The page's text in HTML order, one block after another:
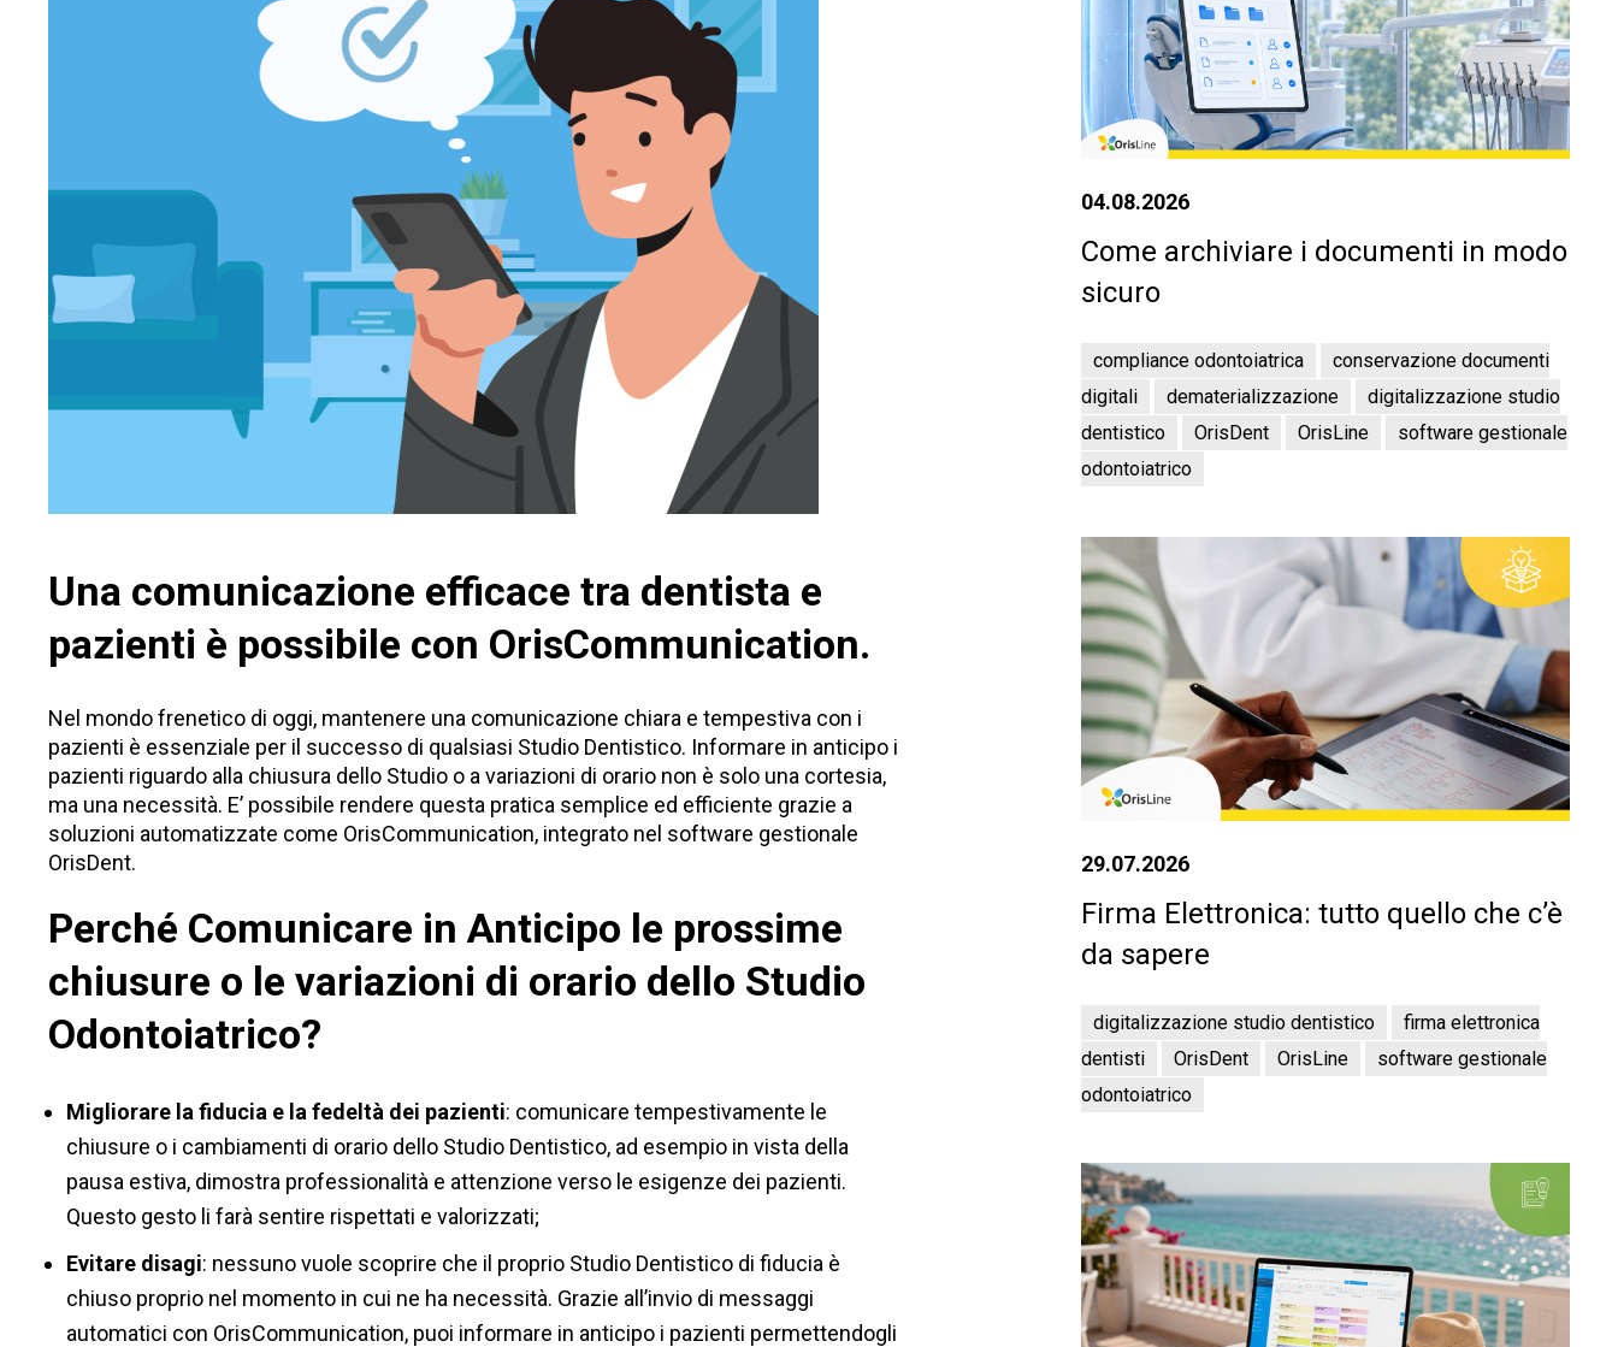
Una comunicazione efficace tra dentista e
pazienti è possibile con OrisCommunication.
Nel mondo frenetico di oggi, mantenere una comunicazione chiara e tempestiva con i
pazienti è essenziale per il successo di qualsiasi Studio Dentistico. Informare in anticipo i
pazienti riguardo alla chiusura dello Studio o a variazioni di orario non è solo una cortesia,
ma una necessità. E’ possibile rendere questa pratica semplice ed efficiente grazie a
soluzioni automatizzate come OrisCommunication, integrato nel software gestionale
OrisDent.
Perché Comunicare in Anticipo le prossime
chiusure o le variazioni di orario dello Studio
Odontoiatrico?
Migliorare la fiducia e la fedeltà dei pazienti: comunicare tempestivamente le
chiusure o i cambiamenti di orario dello Studio Dentistico, ad esempio in vista della
pausa estiva, dimostra professionalità e attenzione verso le esigenze dei pazienti.
Questo gesto li farà sentire rispettati e valorizzati;
Evitare disagi: nessuno vuole scoprire che il proprio Studio Dentistico di fiducia è
chiuso proprio nel momento in cui ne ha necessità. Grazie all’invio di messaggi
automatici con OrisCommunication, puoi informare in anticipo i pazienti permettendogli
04.08.2026
Come archiviare i documenti in modo
sicuro
compliance odontoiatrica
conservazione documenti
digitali
dematerializzazione
digitalizzazione studio
dentistico
OrisDent OrisLine
software gestionale
odontoiatrico
29.07.2026
Firma Elettronica: tutto quello che c’è
da sapere
digitalizzazione studio dentistico
firma elettronica
dentisti
OrisDent OrisLine
software gestionale
odontoiatrico